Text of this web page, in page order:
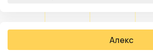
Алекс